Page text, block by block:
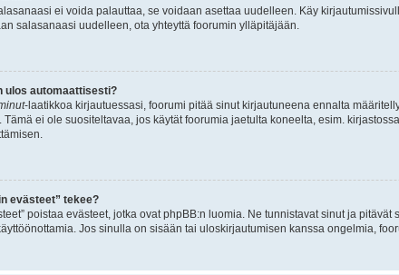
ei voida palauttaa, se voidaan asettaa uudelleen. Käy
salasanaasi uudelleen, ota yhteyttä foorumin ylläpitäjään.
ulos automaattisesti?
-laatikkoa kirjautuessasi, foorumi pitää sinut kirjautuneena ennalta
ei ole suositeltavaa, jos käytät foorumia jaetulta koneelta, esim.
evästeet” tekee?
poistaa evästeet, jotka ovat phpBB:n luomia. Ne tunnistavat sinut ja
Jos sinulla on sisään tai uloskirjautumisen kanssa ongelmia,